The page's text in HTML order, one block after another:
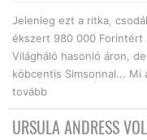
Jelenleg ezt a ritka,
ékszert 980 000 Forintért
Világháló hasonló áron,
köbcentis Simsonnal... Mi
tovább
URSULA ANDRESS